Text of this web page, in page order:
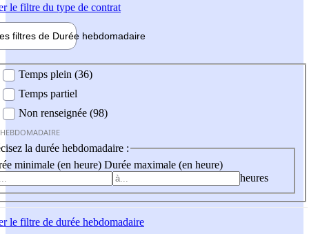
le filtre du type de contrat
filtres de Durée hebdomadaire
Temps plein (36)
Temps partiel
Non renseignée (98)
la durée hebdomadaire :
minimale (en heure) Durée maximale (en heure)
heures
le filtre de durée hebdomadaire